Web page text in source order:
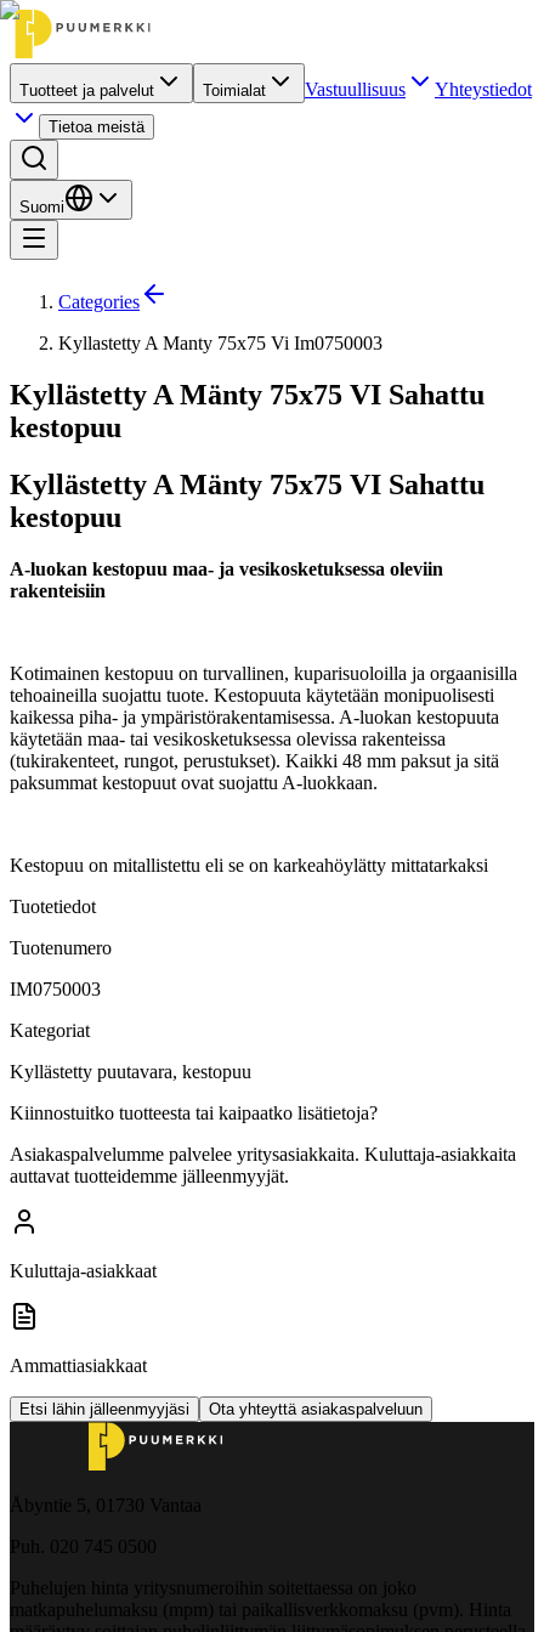
Tuotteet ja palvelut Toimialat Vastuullisuus Yhteystiedot
Tietoa meistä
Suomi
Categories
Kyllastetty A Manty 75x75 Vi Im0750003
Kyllästetty A Mänty 75x75 VI Sahattu
kestopuu
Kyllästetty A Mänty 75x75 VI Sahattu
kestopuu
A-luokan kestopuu maa- ja vesikosketuksessa oleviin
rakenteisiin
Kotimainen kestopuu on turvallinen, kuparisuoloilla ja orgaanisilla
tehoaineilla suojattu tuote. Kestopuuta käytetään monipuolisesti
kaikessa piha- ja ympäristörakentamisessa. A-luokan kestopuuta
käytetään maa- tai vesikosketuksessa olevissa rakenteissa
(tukirakenteet, rungot, perustukset). Kaikki 48 mm paksut ja sitä
paksummat kestopuut ovat suojattu A-luokkaan.
Kestopuu on mitallistettu eli se on karkeahöylätty mittatarkaksi
Tuotetiedot
Tuotenumero
IM0750003
Kategoriat
Kyllästetty puutavara, kestopuu
Kiinnostuitko tuotteesta tai kaipaatko lisätietoja?
Asiakaspalvelumme palvelee yritysasiakkaita. Kuluttaja-asiakkaita
auttavat tuotteidemme jälleenmyyjät.
Kuluttaja-asiakkaat
Ammattiasiakkaat
Etsi lähin jälleenmyyjäsi Ota yhteyttä asiakaspalveluun
Åbyntie 5, 01730 Vantaa
Puh. 020 745 0500
Puhelujen hinta yritysnumeroihin soitettaessa on joko
matkapuhelumaksu (mpm) tai paikallisverkkomaksu (pvm). Hinta